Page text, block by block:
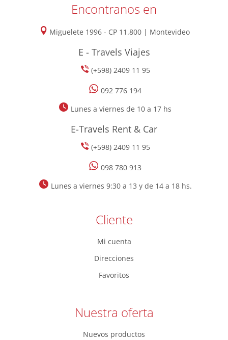
Encontranos en
Miguelete 1996 - CP 11.800 | Montevideo
E - Travels Viajes
(+598) 2409 11 95
092 776 194
Lunes a viernes de 10 a 17 hs
E-Travels Rent & Car
(+598) 2409 11 95
098 780 913
Lunes a viernes 9:30 a 13 y de 14 a 18 hs.
Cliente
Mi cuenta
Direcciones
Favoritos
Nuestra oferta
Nuevos productos